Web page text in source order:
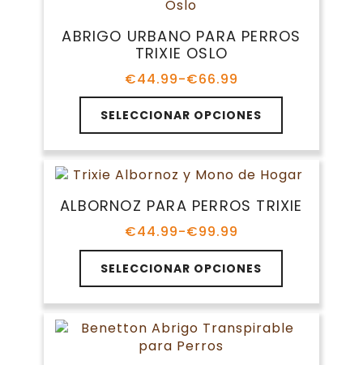
se
en
página
de
producto
ABRIGO URBANO PARA PERROS
TRIXIE OSLO
€44.99-€66.99
Rango
de
precios:
desde
€44.99
hasta
€66.99
SELECCIONAR OPCIONES
Este
producto
tiene
múltiples
variantes.
opciones
pueden
elegir
en
la
de
producto
ALBORNOZ PARA PERROS TRIXIE
€44.99-€99.99
Rango
de
precios:
desde
€44.99
hasta
€99.99
SELECCIONAR OPCIONES
Este
producto
tiene
múltiples
variantes.